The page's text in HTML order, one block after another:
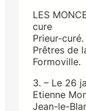
LES
cure
Prieur-
Prêtres de
Formoville.
3. – Le 26
Etienne
Jean-le-